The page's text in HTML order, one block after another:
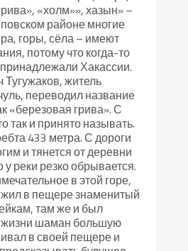
«холм»», хазын» –
районе многие
горы, сёла – имеют
потому что когда-то
Хакассии.
житель
переводил название
«березовая грива». С
так и принято называть.
433 метра. С дороги
и тянется от деревни
реки резко обрывается.
в этой горе,
жил в пещере знаменитый
там же и был
жизни шаман большую
в своей пещере и